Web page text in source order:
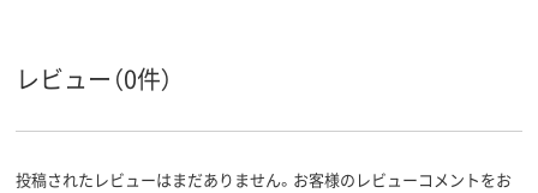
レビュー（0件）
投稿されたレビューはまだありません。お客様のレビューコメントをお